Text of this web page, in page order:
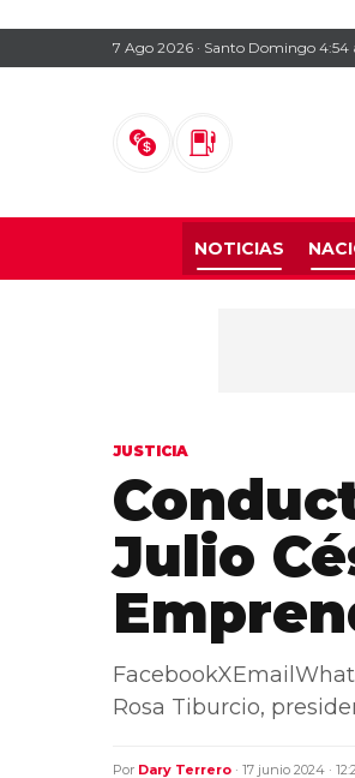
7 Ago 2026 · Santo Domingo 4:54
NOTICIAS
JUSTICIA
Julio
Rosa Tiburcio,
Por Dary Terrero · 17 junio 2024 ·